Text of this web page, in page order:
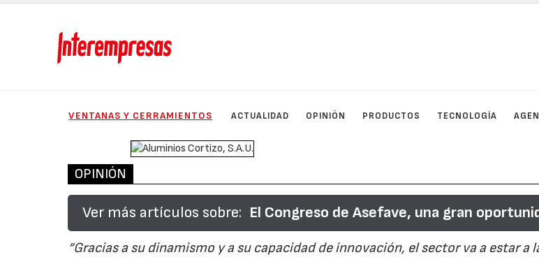
VENTANAS Y CERRAMIENTOS ACTUALIDAD OPINIÓN PRODUCTOS TECNOLOGÍA
OPINIÓN
Ver más artículos sobre: El Congreso de Asefave, una gran
“Gracias a su dinamismo y a su capacidad de innovación, el sector va a estar a